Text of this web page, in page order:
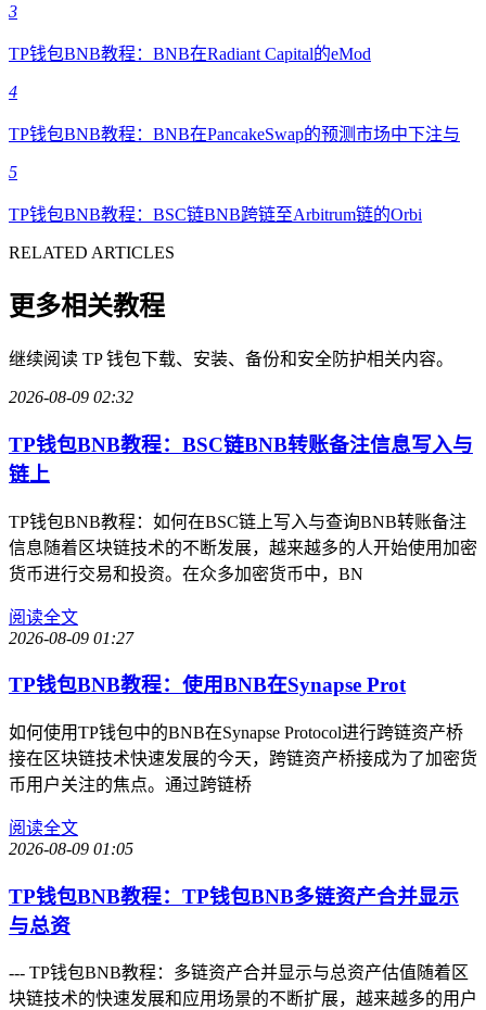
3
TP钱包BNB教程：BNB在Radiant Capital的eMod
4
TP钱包BNB教程：BNB在PancakeSwap的预测市场中下注与
5
TP钱包BNB教程：BSC链BNB跨链至Arbitrum链的Orbi
RELATED ARTICLES
更多相关教程
继续阅读 TP 钱包下载、安装、备份和安全防护相关内容。
2026-08-09 02:32
TP钱包BNB教程：BSC链BNB转账备注信息写入与
链上
TP钱包BNB教程：如何在BSC链上写入与查询BNB转账备注
信息随着区块链技术的不断发展，越来越多的人开始使用加密
货币进行交易和投资。在众多加密货币中，BN
阅读全文
2026-08-09 01:27
TP钱包BNB教程：使用BNB在Synapse Prot
如何使用TP钱包中的BNB在Synapse Protocol进行跨链资产桥
接在区块链技术快速发展的今天，跨链资产桥接成为了加密货
币用户关注的焦点。通过跨链桥
阅读全文
2026-08-09 01:05
TP钱包BNB教程：TP钱包BNB多链资产合并显示
与总资
--- TP钱包BNB教程：多链资产合并显示与总资产估值随着区
块链技术的快速发展和应用场景的不断扩展，越来越多的用户